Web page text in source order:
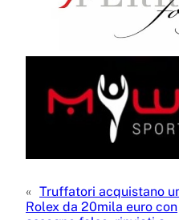
« Truffatori acquistano
Rolex da 20mila euro con